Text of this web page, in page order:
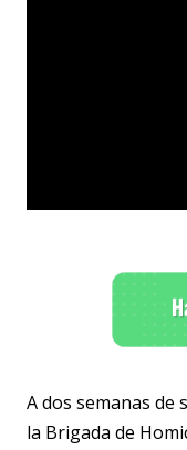
A dos semanas de
la Brigada de